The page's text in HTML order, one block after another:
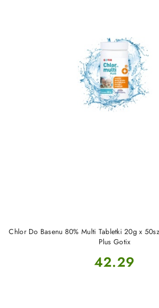
Chlor Do Basenu 80% Multi Tabletki 20g x
Plus Gotix
Cena:
42.29